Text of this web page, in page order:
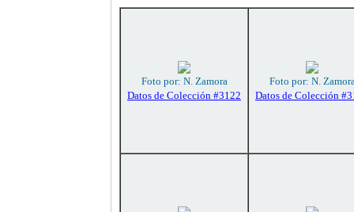
Foto por: N. Zamora
Datos de Colección #3122
Foto por: N.
Datos de Colección